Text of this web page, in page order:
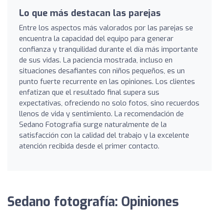
Lo que más destacan las parejas
Entre los aspectos más valorados por las parejas se
encuentra la capacidad del equipo para generar
confianza y tranquilidad durante el día más importante
de sus vidas. La paciencia mostrada, incluso en
situaciones desafiantes con niños pequeños, es un
punto fuerte recurrente en las opiniones. Los clientes
enfatizan que el resultado final supera sus
expectativas, ofreciendo no solo fotos, sino recuerdos
llenos de vida y sentimiento. La recomendación de
Sedano Fotografía surge naturalmente de la
satisfacción con la calidad del trabajo y la excelente
atención recibida desde el primer contacto.
Sedano fotografía: Opiniones